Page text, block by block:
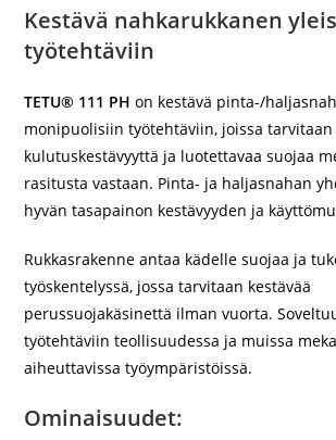
Kestävä nahkarukkanen
työtehtäviin
TETU® 111 PH on kestävä pinta-/
monipuolisiin työtehtäviin, joissa tarvitaan
kulutuskestävyyttä ja luotettavaa suojaa
rasitusta vastaan. Pinta- ja haljasnahan
hyvän tasapainon kestävyyden ja
Rukkasrakenne antaa kädelle suojaa ja
työskentelyssä, jossa tarvitaan kestävää
perussuojakäsinettä ilman vuorta.
työtehtäviin teollisuudessa ja muissa
aiheuttavissa työympäristöissä.
Ominaisuudet: